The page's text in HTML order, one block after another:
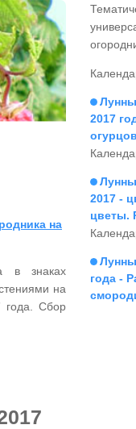
на
в знаках
на
Сбор
2017
2017 -
цветы.
года -